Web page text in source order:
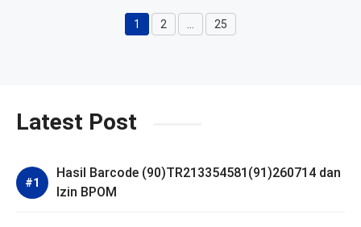
Halaman
1 Halaman
2 … Halaman
25
Latest Post
Hasil Barcode (90)TR213354581(91)260714 dan
Izin BPOM